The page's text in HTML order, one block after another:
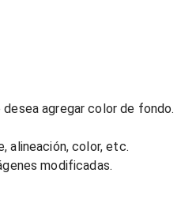
agregar color de fondo.
alineación, color, etc.
modificadas.